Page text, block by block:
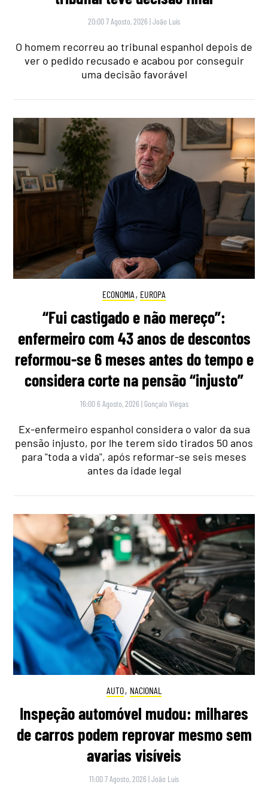
20:00 7 Agosto, 2026 |João Luís
O homem recorreu ao tribunal espanhol depois de
ver o pedido recusado e acabou por conseguir
uma decisão favorável
ECONOMIA , EUROPA
“Fui castigado e não mereço”:
enfermeiro com 43 anos de descontos
reformou-se 6 meses antes do tempo e
considera corte na pensão “injusto”
16:00 6 Agosto, 2026 | Gonçalo Viegas
Ex-enfermeiro espanhol considera o valor da sua
pensão injusto, por lhe terem sido tirados 50 anos
para "toda a vida", após reformar-se seis meses
antes da idade legal
AUTO, NACIONAL
Inspeção automóvel mudou: milhares
de carros podem reprovar mesmo sem
avarias visíveis
11:00 7 Agosto, 2026 |João Luís